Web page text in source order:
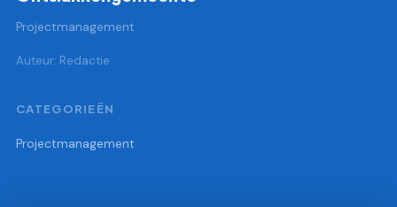
Projectmanagement
Auteur: Redactie
CATEGORIEËN
Projectmanagement